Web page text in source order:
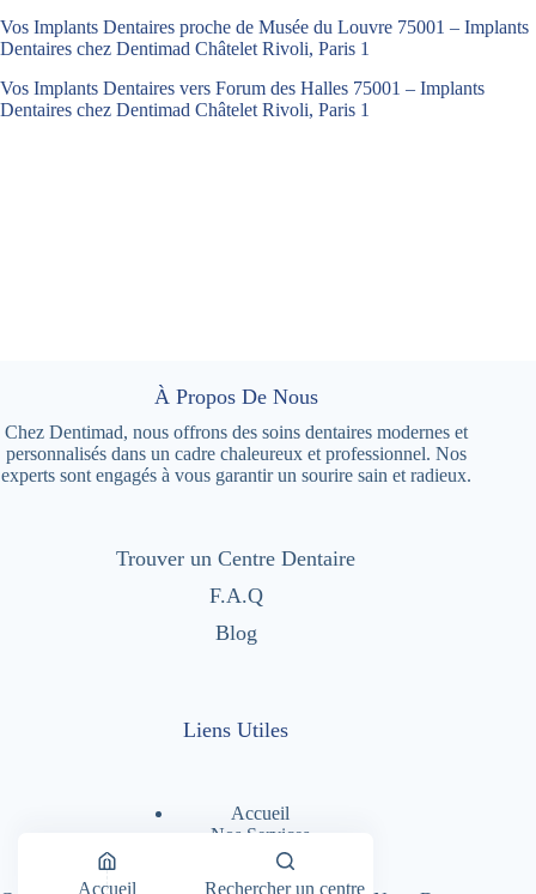
Vos Implants Dentaires proche de Musée du Louvre 75001 – Implants
Dentaires chez Dentimad Châtelet Rivoli, Paris 1
Vos Implants Dentaires vers Forum des Halles 75001 – Implants
Dentaires chez Dentimad Châtelet Rivoli, Paris 1
À Propos De Nous
Chez Dentimad, nous offrons des soins dentaires modernes et
personnalisés dans un cadre chaleureux et professionnel. Nos
experts sont engagés à vous garantir un sourire sain et radieux.
Trouver un Centre Dentaire
F.A.Q
Blog
Liens Utiles
Accueil
Nos Services
Nos Centres Dentaires
A Propos
Accueil Rechercher un centre